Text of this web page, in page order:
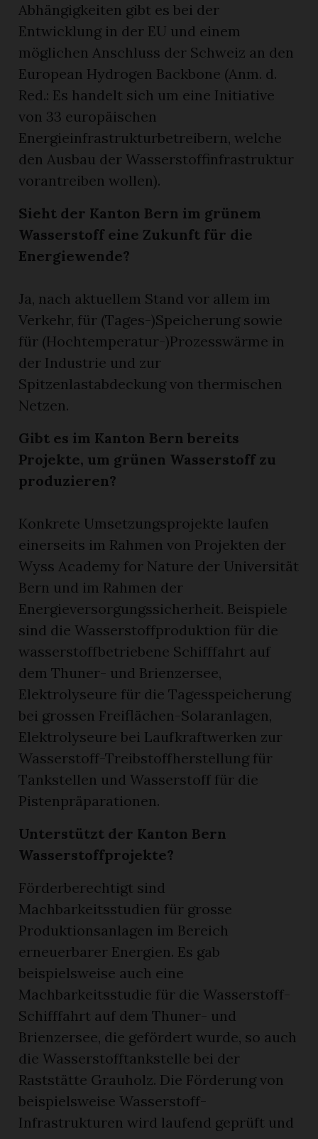
Abhängigkeiten gibt es bei der
Entwicklung in der EU und einem
möglichen Anschluss der Schweiz an den
European Hydrogen Backbone (Anm. d.
Red.: Es handelt sich um eine Initiative
von 33 europäischen
Energieinfrastrukturbetreibern, welche
den Ausbau der Wasserstoffinfrastruktur
vorantreiben wollen).
Sieht der Kanton Bern im grünem
Wasserstoff eine Zukunft für die
Energiewende?
Ja, nach aktuellem Stand vor allem im
Verkehr, für (Tages-)Speicherung sowie
für (Hochtemperatur-)Prozesswärme in
der Industrie und zur
Spitzenlastabdeckung von thermischen
Netzen.
Gibt es im Kanton Bern bereits
Projekte, um grünen Wasserstoff zu
produzieren?
Konkrete Umsetzungsprojekte laufen
einerseits im Rahmen von Projekten der
Wyss Academy for Nature der Universität
Bern und im Rahmen der
Energieversorgungssicherheit. Beispiele
sind die Wasserstoffproduktion für die
wasserstoffbetriebene Schifffahrt auf
dem Thuner- und Brienzersee,
Elektrolyseure für die Tagesspeicherung
bei grossen Freiflächen-Solaranlagen,
Elektrolyseure bei Laufkraftwerken zur
Wasserstoff-Treibstoffherstellung für
Tankstellen und Wasserstoff für die
Pistenpräparationen.
Unterstützt der Kanton Bern
Wasserstoffprojekte?
Förderberechtigt sind
Machbarkeitsstudien für grosse
Produktionsanlagen im Bereich
erneuerbarer Energien. Es gab
beispielsweise auch eine
Machbarkeitsstudie für die Wasserstoff-
Schifffahrt auf dem Thuner- und
Brienzersee, die gefördert wurde, so auch
die Wasserstofftankstelle bei der
Raststätte Grauholz. Die Förderung von
beispielsweise Wasserstoff-
Infrastrukturen wird laufend geprüft und